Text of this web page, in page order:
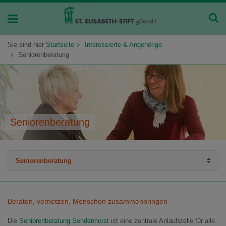
Sie sind hier Startseite
Interessierte & Angehörige
Seniorenberatung
Seniorenberatung
Seniorenberatung
Mahlzeitenservice
Betreutes Wohnen
Ambulante Pflege
Beraten, vernetzen, Menschen zusammenbringen
Die Seniorenberatung Sendenhorst ist eine zentrale Anlaufstelle für alle